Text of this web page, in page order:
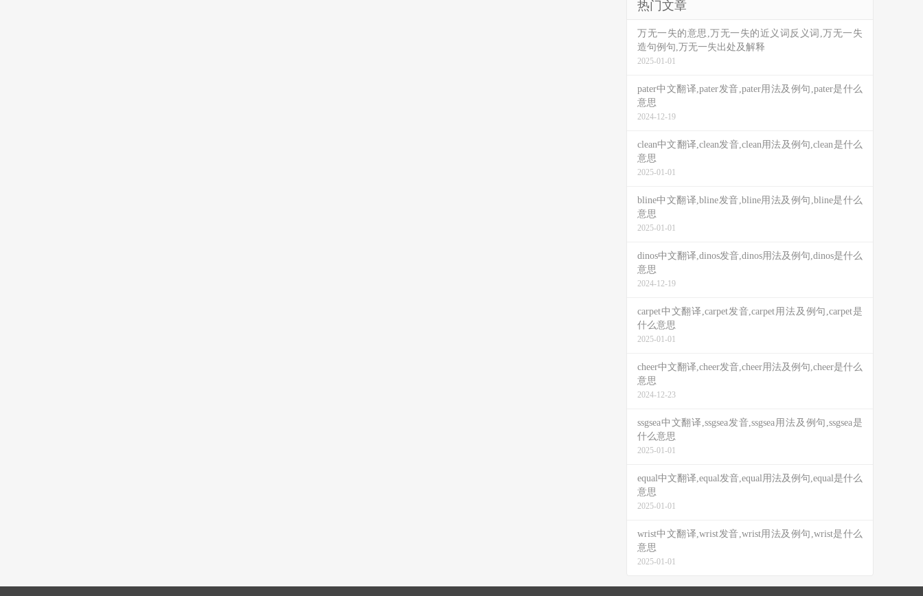
热门文章
万无一失的意思,万无一失的近义词反义词,万无一失
造句例句,万无一失出处及解释
2025-01-01
pater中文翻译,pater发音,pater用法及例句,pater是什么
意思
2024-12-19
clean中文翻译,clean发音,clean用法及例句,clean是什么
意思
2025-01-01
bline中文翻译,bline发音,bline用法及例句,bline是什么
意思
2025-01-01
dinos中文翻译,dinos发音,dinos用法及例句,dinos是什么
意思
2024-12-19
carpet中文翻译,carpet发音,carpet用法及例句,carpet是
什么意思
2025-01-01
cheer中文翻译,cheer发音,cheer用法及例句,cheer是什么
意思
2024-12-23
ssgsea中文翻译,ssgsea发音,ssgsea用法及例句,ssgsea是
什么意思
2025-01-01
equal中文翻译,equal发音,equal用法及例句,equal是什么
意思
2025-01-01
wrist中文翻译,wrist发音,wrist用法及例句,wrist是什么
意思
2025-01-01